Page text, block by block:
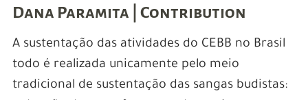
Dana Paramita | Contribution
A sustentação das atividades do CEBB no Brasil
todo é realizada unicamente pelo meio
tradicional de sustentação das sangas budistas: